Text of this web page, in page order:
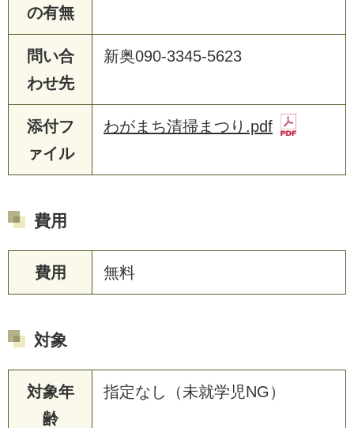
の有無
問い合
わせ先
新奥090-3345-5623
添付フ
ァイル
わがまち清掃まつり.pdf
費用
費用 無料
対象
対象年
齢
指定なし（未就学児NG）